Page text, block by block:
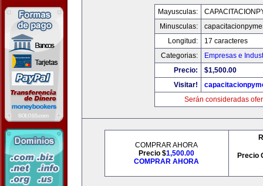
Mayusculas:
Minusculas:
Longitud:
17 caracteres
Categorias:
Empresas e
Precio:
$1,500.00
Visitar!
Serán consideradas
COMPRAR AHORA
Precio $1,500.00
COMPRAR AHORA
Precio